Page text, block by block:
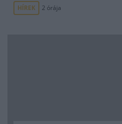
HÍREK 2 órája